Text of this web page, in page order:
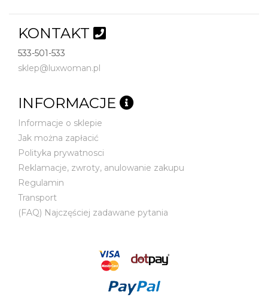
KONTAKT
533-501-533
sklep@luxwoman.pl
INFORMACJE
Informacje o sklepie
Jak można zapłacić
Polityka prywatnosci
Reklamacje, zwroty, anulowanie zakupu
Regulamin
Transport
(FAQ) Najczęściej zadawane pytania